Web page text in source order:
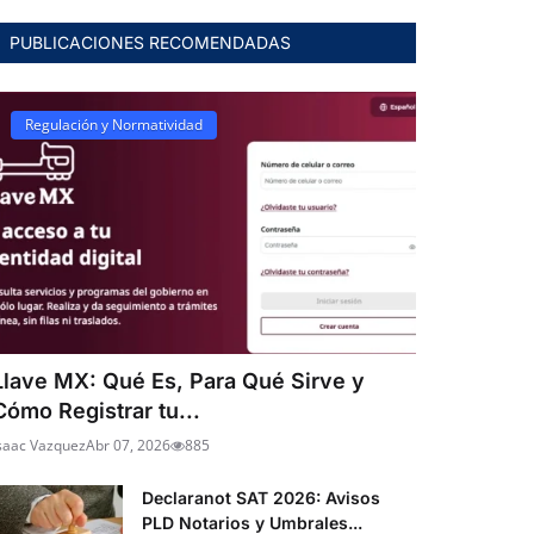
PUBLICACIONES RECOMENDADAS
Regulación y Normatividad
MX: Qué Es, Para Qué Sirve y
Registrar tu...
VazquezAbr 07, 2026 885
Declaranot SAT 2026: Avisos
PLD Notarios y Umbrales...